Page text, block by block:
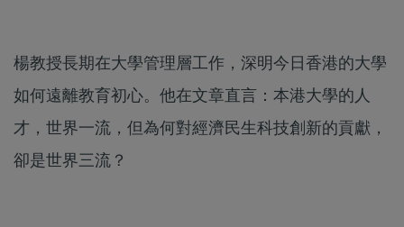
楊教授長期在大學管理層工作，深明今日香港的大學
如何遠離教育初心。他在文章直言：本港大學的人
才，世界一流，但為何對經濟民生科技創新的貢獻，
卻是世界三流？